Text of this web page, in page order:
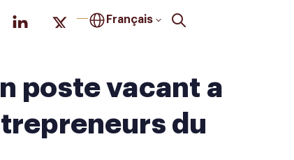
Français
poste vacant a
du